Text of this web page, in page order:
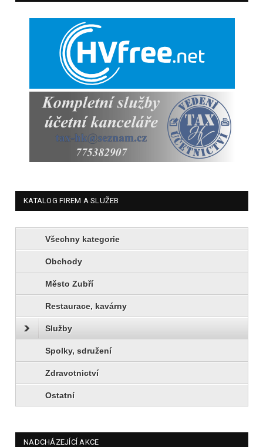
KATALOG FIREM A SLUŽEB
Všechny kategorie
Obchody
Město Zubří
Restaurace, kavárny
Služby
Spolky, sdružení
Zdravotnictví
Ostatní
NADCHÁZEJÍCÍ AKCE